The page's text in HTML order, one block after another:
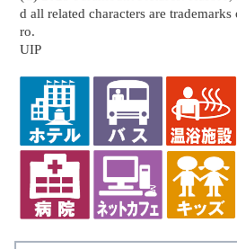
d all related characters are
ro.
UIP